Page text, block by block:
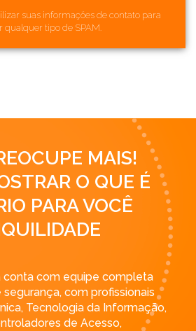
suas informações de contato para
qualquer tipo de SPAM.
MAIS!
O QUE É
PARA VOCÊ
conta com equipe completa
com profissionais
Tecnologia da Informação,
de Acesso,